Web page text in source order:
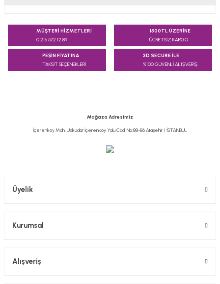
konularda yetersiz gördüğünüz noktaları öneri formunu
kullanarak tarafımıza iletebilirsiniz.
Ürün resmi kalitesiz, bozuk veya görüntülenemiyor.
MÜŞTERİ HİZMETLERİ
0 216 572 12 89
1500TL ÜZERİNE
ÜCRETSİZ KARGO
PEŞİN FİYATINA
TAKSİT SEÇENEKLERİ
3D SECURE İLE
%100 GÜVENLİ ALIŞVERİŞ
Mağaza Adresimiz
İçerenköy Mah. Üsküdar İçerenköy Yolu Cad. No:88-86 Ataşehir / İSTANBUL
Üyelik
Kurumsal
Alışveriş